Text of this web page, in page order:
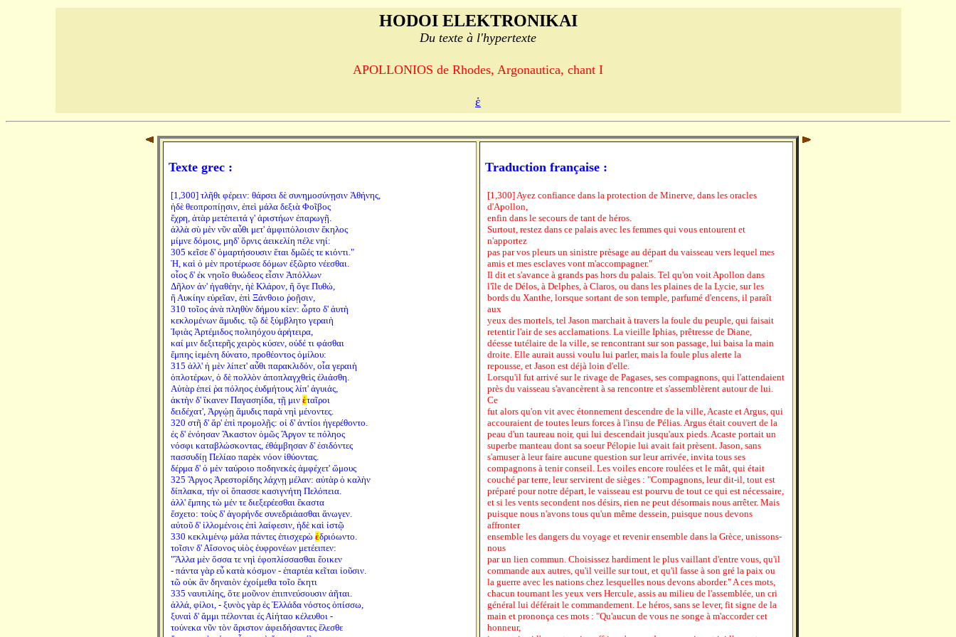
HODOI ELEKTRONIKAI
Du texte à l'hypertexte
APOLLONIOS de Rhodes, Argonautica, chant I
ἑ
Texte grec :
[1,300] τλῆθι φέρειν: θάρσει δὲ συνημοσύνῃσιν Ἀθήνης,
ἠδὲ θεοπροπίῃσιν, ἐπεὶ μάλα δεξιὰ Φοῖβος
ἔχρη, ἀτὰρ μετέπειτά γ' ἀριστήων ἐπαρωγῇ.
ἀλλὰ σὺ μὲν νῦν αὖθι μετ' ἀμφιπόλοισιν ἕκηλος
μίμνε δόμοις, μηδ' ὄρνις ἀεικελίη πέλε νηί:
305 κεῖσε δ' ὁμαρτήσουσιν ἔται δμῶές τε κιόντι."
Ἠ, καὶ ὁ μὲν προτέρωσε δόμων ἐξῶρτο νέεσθαι.
οἷος δ' ἐκ νηοῖο θυώδεος εἶσιν Ἀπόλλων
Δῆλον ἀν' ἠγαθέην, ἠὲ Κλάρον, ἢ ὅγε Πυθώ,
ἢ Αυκίην εὐρεῖαν, ἐπὶ Ξάνθοιο ῥοῇσιν,
310 τοῖος ἀνὰ πληθὺν δήμου κίεν: ὦρτο δ' ἀυτὴ
κεκλομένων ἄμυδις. τῷ δὲ ξύμβλητο γεραιὴ
Ἰφιὰς Ἀρτέμιδος πολιηόχου ἀρήτειρα,
καί μιν δεξιτερῆς χειρὸς κύσεν, οὐδέ τι φάσθαι
ἔμπης ἱεμένη δύνατο, προθέοντος ὁμίλου:
315 ἀλλ' ἡ μὲν λίπετ' αὖθι παρακλιδόν, οἷα γεραιὴ
ὁπλοτέρων, ὁ δὲ πολλὸν ἀποπλαγχθεὶς ἐλιάσθη.
Αὐτὰρ ἐπεί ῥα πόληος ἐυδμήτους λίπ' ἀγυιάς,
ἀκτὴν δ' ἵκανεν Παγασηίδα, τῇ μιν ἑταῖροι
δειδέχατ', Ἀργῴῃ ἄμυδις παρὰ νηὶ μένοντες.
320 στῆ δ' ἄρ' ἐπὶ προμολῇς: οἱ δ' ἀντίοι ἠγερέθοντο.
ἐς δ' ἐνόησαν Ἄκαστον ὁμῶς Ἄργον τε πόληος
νόσφι καταβλώσκοντας, ἐθάμβησαν δ' ἐσιδόντες
πασσυδίῃ Πελίαο παρὲκ νόον ἰθύοντας.
δέρμα δ' ὁ μὲν ταύροιο ποδηνεκὲς ἀμφέχετ' ὤμους
325 Ἄργος Ἀρεστορίδης λάχνῃ μέλαν: αὐτὰρ ὁ καλὴν
δίπλακα, τήν οἱ ὄπασσε κασιγνήτη Πελόπεια.
ἀλλ' ἔμπης τὼ μέν τε διεξερέεσθαι ἕκαστα
ἔσχετο: τοὺς δ' ἀγορήνδε συνεδριάασθαι ἄνωγεν.
αὐτοῦ δ' ἰλλομένοις ἐπὶ λαίφεσιν, ἠδὲ καὶ ἱστῷ
330 κεκλιμένῳ μάλα πάντες ἐπισχερὼ ἑδριόωντο.
τοῖσιν δ' Αἴσονος υἱὸς ἐυφρονέων μετέειπεν:
"Ἄλλα μὲν ὅσσα τε νηὶ ἐφοπλίσσασθαι ἔοικεν
- πάντα γὰρ εὖ κατὰ κόσμον - ἐπαρτέα κεῖται ἰοῦσιν.
τῶ οὐκ ἂν δηναιὸν ἐχοίμεθα τοῖο ἕκητι
335 ναυτιλίης, ὅτε μοῦνον ἐπιπνεύσουσιν ἀῆται.
ἀλλά, φίλοι, - ξυνὸς γὰρ ἐς Ἑλλάδα νόστος ὀπίσσω,
ξυναὶ δ' ἄμμι πέλονται ἐς Αἰήταο κέλευθοι -
τούνεκα νῦν τὸν ἄριστον ἀφειδήσαντες ἕλεσθε
Traduction française :
[1,300] Ayez confiance dans la protection de Minerve, dans les oracles
d'Apollon,
enfin dans le secours de tant de héros.
Surtout, restez dans ce palais avec les femmes qui vous entourent et
n'apportez
pas par vos pleurs un sinistre prèsage au départ du vaisseau vers lequel mes
amis et mes esclaves vont m'accompagner."
Il dit et s'avance à grands pas hors du palais. Tel qu'on voit Apollon dans
l'île de Délos, à Delphes, à Claros, ou dans les plaines de la Lycie, sur les
bords du Xanthe, lorsque sortant de son temple, parfumé d'encens, il paraît
aux
yeux des mortels, tel Jason marchait à travers la foule du peuple, qui faisait
retentir l'air de ses acclamations. La vieille Iphias, prêtresse de Diane,
déesse tutélaire de la ville, se rencontrant sur son passage, lui baisa la main
droite. Elle aurait aussi voulu lui parler, mais la foule plus alerte la
repousse, et Jason est déjà loin d'elle.
Lorsqu'il fut arrivé sur le rivage de Pagases, ses compagnons, qui l'attendaient
près du vaisseau s'avancèrent à sa rencontre et s'assemblèrent autour de lui.
Ce
fut alors qu'on vit avec étonnement descendre de la ville, Acaste et Argus, qui
accouraient de toutes leurs forces à l'insu de Pélias. Argus était couvert de la
peau d'un taureau noir, qui lui descendait jusqu'aux pieds. Acaste portait un
superbe manteau dont sa soeur Pélopie lui avait fait prèsent. Jason, sans
s'amuser à leur faire aucune question sur leur arrivée, invita tous ses
compagnons à tenir conseil. Les voiles encore roulées et le mât, qui était
couché par terre, leur servirent de sièges : "Compagnons, leur dit-il, tout est
préparé pour notre départ, le vaisseau est pourvu de tout ce qui est nécessaire,
et si les vents secondent nos désirs, rien ne peut désormais nous arrêter. Mais
puisque nous n'avons tous qu'un même dessein, puisque nous devons
affronter
ensemble les dangers du voyage et revenir ensemble dans la Grèce, unissons-
nous
par un lien commun. Choisissez hardiment le plus vaillant d'entre vous, qu'il
commande aux autres, qu'il veille sur tout, et qu'il fasse à son gré la paix ou
la guerre avec les nations chez lesquelles nous devons aborder." A ces mots,
chacun tournant les yeux vers Hercule, assis au milieu de l'assemblée, un cri
général lui déférait le commandement. Le héros, sans se lever, fit signe de la
main et prononça ces mots : "Qu'aucun de vous ne songe à m'accorder cet
honneur,